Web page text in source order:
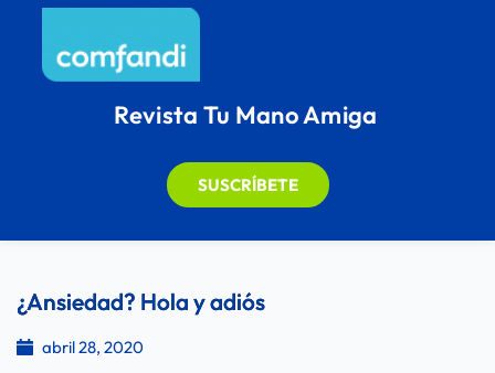
Revista Tu Mano Amiga
SUSCRÍBETE
¿Ansiedad? Hola y adiós
abril 28, 2020